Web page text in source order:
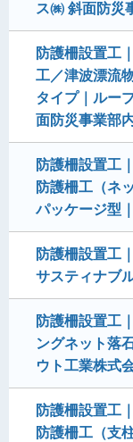
ス㈱ 斜面防災
防護柵設置工
工／津波漂流
タイプ｜ルー
面防災事業部内
防護柵設置工
防護柵工（ネ
パッケージ型
防護柵設置工
サスティナブ
防護柵設置工
ングネット落
ウト工業株式
防護柵設置工
防護柵工（支